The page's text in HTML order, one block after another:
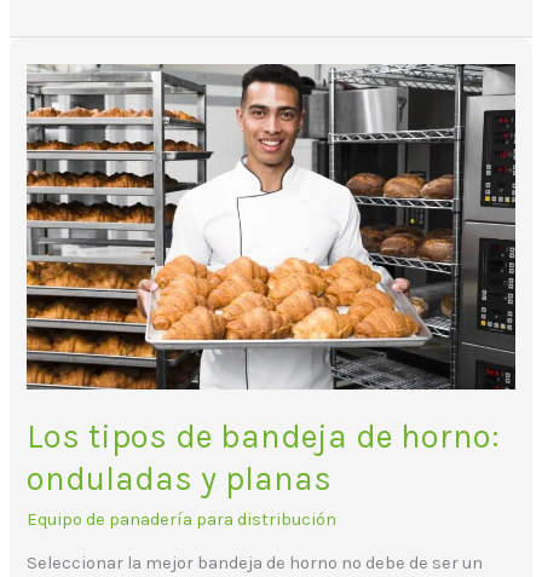
Los tipos de bandeja de horno:
onduladas y planas
Equipo de panadería para distribución
Seleccionar la mejor bandeja de horno no debe de ser un
Los
tipos
de
bandeja
de
horno:
onduladas
y
planas